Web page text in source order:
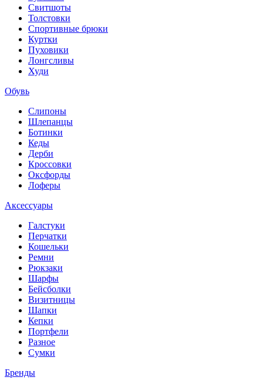
Свитшоты
Толстовки
Спортивные брюки
Куртки
Пуховики
Лонгсливы
Худи
Обувь
Слипоны
Шлепанцы
Ботинки
Кеды
Дерби
Кроссовки
Оксфорды
Лоферы
Аксессуары
Галстуки
Перчатки
Кошельки
Ремни
Рюкзаки
Шарфы
Бейсболки
Визитницы
Шапки
Кепки
Портфели
Разное
Сумки
Бренды